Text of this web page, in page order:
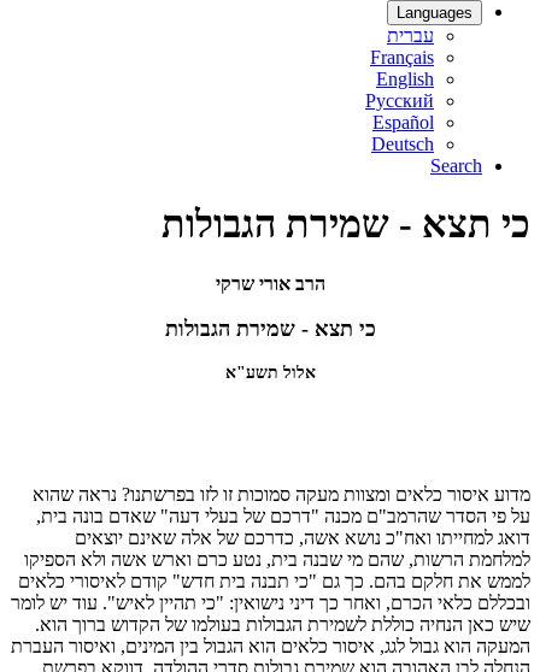
Languages
עברית
Français
English
Русский
Español
Deutsch
Search
כי תצא - שמירת הגבולות
הרב אורי שרקי
כי תצא - שמירת הגבולות
אלול תשע"א
מדוע איסור כלאים ומצוות מעקה סמוכות זו לזו בפרשתנו? נראה שהוא
על פי הסדר שהרמב"ם מכנה "דרכם של בעלי דעה" שאדם בונה בית,
דואג למחייתו ואח"כ נושא אשה, כדרכם של אלה שאינם יוצאים
למלחמת הרשות, שהם מי שבנה בית, נטע כרם וארש אשה ולא הספיקו
לממש את חלקם בהם. כך גם "כי תבנה בית חדש" קודם לאיסורי כלאים
ובכללם כלאי הכרם, ואחר כך דיני נישואין: "כי תהיין לאיש". עוד יש לומר
שיש כאן הנחיה כוללת לשמירת הגבולות בעולמו של הקדוש ברוך הוא.
המעקה הוא גבול לגג, איסור כלאים הוא הגבול בין המינים, ואיסור העברת
הנחלה לבן האהובה הוא שמירת גבולות סדרי ההולדה. דווקא בפרשת